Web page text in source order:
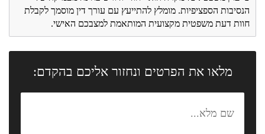
הנסיבות הספציפיות. מומלץ להתייעץ עם עורך דין מוסמך לקבלת
חוות דעת משפטית מקצועית המותאמת למצבכם האישי.
מלאו את הפרטים ונחזור אליכם בהקדם: